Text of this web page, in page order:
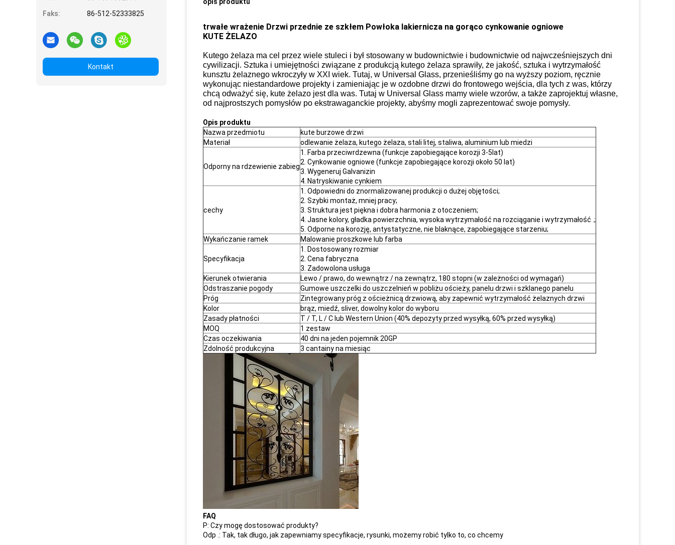
Faks:
86-512-52333825
Kontakt
trwałe wrażenie Drzwi przednie ze szkłem Powłoka lakiernicza na gorąco cynkowanie ogniowe
KUTE ŻELAZO
Kutego żelaza ma cel przez wiele stuleci i był stosowany w budownictwie i budownictwie od najwcześniejszych dni
cywilizacji. Sztuka i umiejętności związane z produkcją kutego żelaza sprawiły, że jakość, sztuka i wytrzymałość
kunsztu żelaznego wkroczyły w XXI wiek. Tutaj, w Universal Glass, przenieśliśmy go na wyższy poziom, ręcznie
wykonując niestandardowe projekty i zamieniając je w ozdobne drzwi do frontowego wejścia, dla tych z was, którzy
chcą odważyć się, kute żelazo jest dla was. Tutaj w Universal Glass mamy wiele wzorów, a także zaprojektuj własne,
od najprostszych pomysłów po ekstrawaganckie projekty, abyśmy mogli zaprezentować swoje pomysły.
Opis produktu
Nazwa przedmiotu
kute burzowe drzwi
Materiał
odlewanie żelaza, kutego żelaza, stali litej, staliwa, aluminium lub miedzi
Odporny na rdzewienie zabieg
1. Farba przeciwrdzewna (funkcje zapobiegające korozji 3-5lat)
2. Cynkowanie ogniowe (funkcje zapobiegające korozji około 50 lat)
3. Wygeneruj Galvanizin
4. Natryskiwanie cynkiem
cechy
1. Odpowiedni do znormalizowanej produkcji o dużej objętości;
2. Szybki montaż, mniej pracy;
3. Struktura jest piękna i dobra harmonia z otoczeniem;
4. Jasne kolory, gładka powierzchnia, wysoka wytrzymałość na rozciąganie i wytrzymałość .;
5. Odporne na korozję, antystatyczne, nie blaknące, zapobiegające starzeniu;
Wykańczanie ramek
Malowanie proszkowe lub farba
Specyfikacja
1. Dostosowany rozmiar
2. Cena fabryczna
3. Zadowolona usługa
Kierunek otwierania
Lewo / prawo, do wewnątrz / na zewnątrz, 180 stopni (w zależności od wymagań)
Odstraszanie pogody
Gumowe uszczelki do uszczelnień w pobliżu ościeży, panelu drzwi i szklanego panelu
Próg
Zintegrowany próg z ościeżnicą drzwiową, aby zapewnić wytrzymałość żelaznych drzwi
Kolor
brąz, miedź, sliver, dowolny kolor do wyboru
Zasady płatności
T / T, L / C lub Western Union (40% depozyty przed wysyłką, 60% przed wysyłką)
MOQ
1 zestaw
Czas oczekiwania
40 dni na jeden pojemnik 20GP
Zdolność produkcyjna
3 cantainy na miesiąc
FAQ
P: Czy mogę dostosować produkty?
Odp .: Tak, tak długo, jak zapewniamy specyfikacje, rysunki, możemy robić tylko to, co chcemy